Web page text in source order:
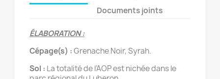
Documents joints
ÉLABORATION :
Cépage(s) :Grenache Noir, Syrah.
Sol : La totalité de l’AOP est nichée dans le